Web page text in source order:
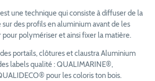
une technique qui consiste à diffuser de la
des profils en aluminium avant de les
pour polymériser et ainsi fixer la matière.
portails, clôtures et claustra Aluminium
labels qualité : QUALIMARINE®,
pour les coloris ton bois.